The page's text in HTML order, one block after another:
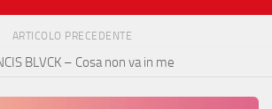
ARTICOLO PRECEDENTE
BLVCK – Cosa non va in me